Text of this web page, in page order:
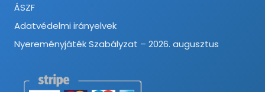
ÁSZF
Adatvédelmi irányelvek
Nyereményjáték Szabályzat – 2026. augusztus